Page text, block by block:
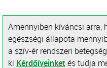
Amennyiben kíváncsi arra,
egészségi állapota
a szív-ér rendszeri
ki Kérdőíveinket és tudja